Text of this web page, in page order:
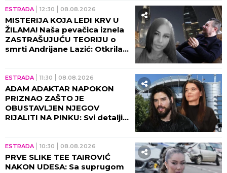
ESTRADA 12:30 08.08.2026
MISTERIJA KOJA LEDI KRV U
ŽILAMA! Naša pevačica iznela
ZASTRAŠUJUĆU TEORIJU o
smrti Andrijane Lazić: Otkrila
ESTRADA 11:30 08.08.2026
ADAM ADAKTAR NAPOKON
PRIZNAO ZAŠTO JE
OBUSTAVLJEN NJEGOV
RIJALITI NA PINKU: Svi detalji
ESTRADA 10:30 08.08.2026
PRVE SLIKE TEE TAIROVIĆ
NAKON UDESA: Sa suprugom